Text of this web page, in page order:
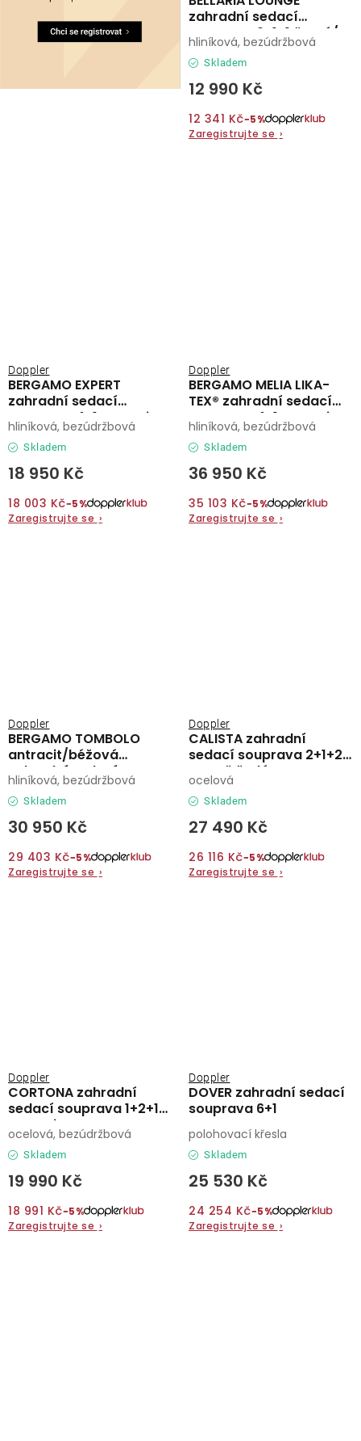
zahradní sedací
souprava 2+1+1 černá/
šedá
Skladem
12 990 Kč
12 341 Kč−5%
Zaregistrujte se ›
hliníková, bezúdržbová
BERGAMO EXPERT
zahradní sedací
souprava 4+1 antracit
Doppler
Skladem
18 950 Kč
18 003 Kč−5%
Zaregistrujte se ›
hliníková, bezúdržbová
BERGAMO MELIA LIKA-
TEX® zahradní sedací
souprava 4+1 antracit
Doppler
Skladem
36 950 Kč
35 103 Kč−5%
Zaregistrujte se ›
hliníková, bezúdržbová
BERGAMO TOMBOLO
antracit/béžová
zahradní sedací
souprava 4+1
Doppler
Skladem
30 950 Kč
29 403 Kč−5%
Zaregistrujte se ›
hliníková, bezúdržbová
CALISTA zahradní
sedací souprava 2+1+2
tmavě šedá
Doppler
Skladem
27 490 Kč
26 116 Kč−5%
Zaregistrujte se ›
ocelová
CORTONA zahradní
sedací souprava 1+2+1+1
antracit
Doppler
Skladem
19 990 Kč
18 991 Kč−5%
Zaregistrujte se ›
ocelová, bezúdržbová
DOVER zahradní sedací
souprava 6+1
Doppler
Skladem
25 530 Kč
24 254 Kč−5%
Zaregistrujte se ›
polohovací křesla